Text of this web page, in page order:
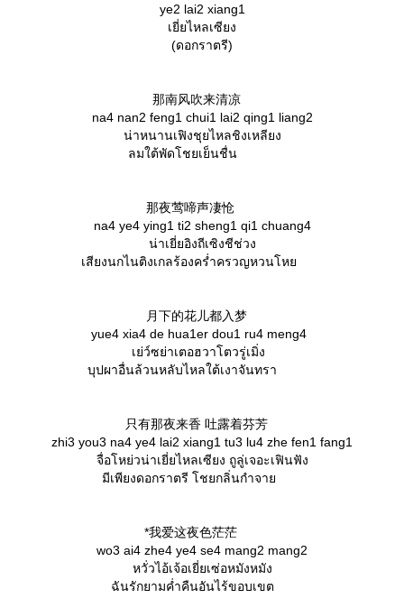
ye2 lai2 xiang1
เยี่ยไหลเซียง
(ดอกราตรี)
那南风吹来清凉
na4 nan2 feng1 chui1 lai2 qing1 liang2
น่าหนานเฟิงชุยไหลชิงเหลียง
ลมใต้พัดโชยเย็นชื่น
那夜莺啼声凄怆
na4 ye4 ying1 ti2 sheng1 qi1 chuang4
น่าเยี่ยอิงถีเซิงชีช่วง
เสียงนกไนติงเกลร้องคร่ำครวญหวนโห
月下的花儿都入梦
yue4 xia4 de hua1er dou1 ru4 meng4
เย่ว์ซย่าเตอฮวาโตวรู่เมิ่ง
บุปผาอื่นล้วนหลับไหลใต้เงาจันทรา
只有那夜来香 吐露着芬芳
zhi3 you3 na4 ye4 lai2 xiang1 tu3 lu4 zhe fen1 fang1
จื่อโหย่วน่าเยี่ยไหลเซียง ถูลู่เจอะเฟินฟัง
มีเพียงดอกราตรี โชยกลิ่นกำจา
*我爱这夜色茫茫
wo3 ai4 zhe4 ye4 se4 mang2 mang2
หวั่วไอ้เจ้อเยี่ยเซ่อหมังหมัง
ฉันรักยามค่ำคืนอันไร้ขอบเขต